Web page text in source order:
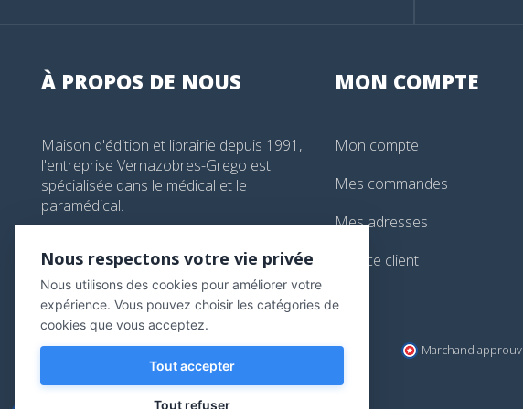
À PROPOS DE NOUS
Maison d'édition et librairie depuis 1991,
l'entreprise Vernazobres-Grego est
spécialisée dans le médical et le
paramédical.
librairie@vg-editions.com
MON COMPTE
Mon compte
Mes commandes
Mes adresses
Service client
Marchand
Nous respectons votre vie privée
Nous utilisons des cookies pour améliorer votre
expérience. Vous pouvez choisir les catégories de
cookies que vous acceptez.
Tout accepter
Tout refuser